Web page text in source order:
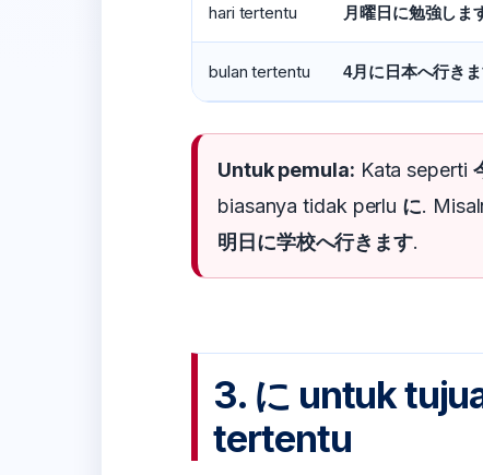
hari tertentu 月曜日に勉強しま
bulan tertentu 4月に日本へ行きま
Untuk pemula: Kata seperti
biasanya tidak perlu に.
明日に学校へ行きます.
3. に untuk
tertentu